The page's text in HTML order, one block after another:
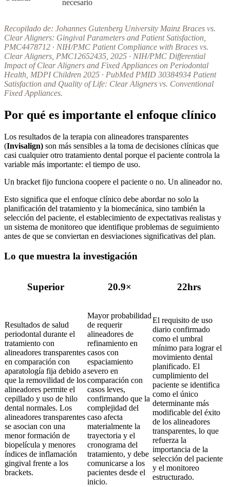
necesario
Recopilado de: Johannes Gutenberg University Mainz Braces vs.
Clear Aligners: Gingival Parameters and Patient Satisfaction,
PMC4478712 · NIH/PMC Patient Compliance with Braces vs.
Clear Aligners, PMC12652435, 2025 · NIH/PMC Differential
Impact of Clear Aligners and Fixed Appliances on Periodontal
Health, MDPI Children 2025 · PubMed PMID 30384934 Patient
Satisfaction and Quality of Life: Clear Aligners vs. Conventional
Fixed Appliances.
Por qué es importante el enfoque clínico
Los resultados de la terapia con alineadores transparentes
(Invisalign) son más sensibles a la toma de decisiones clínicas que
casi cualquier otro tratamiento dental porque el paciente controla la
variable más importante: el tiempo de uso.
Un bracket fijo funciona coopere el paciente o no. Un alineador no.
Esto significa que el enfoque clínico debe abordar no solo la
planificación del tratamiento y la biomecánica, sino también la
selección del paciente, el establecimiento de expectativas realistas y
un sistema de monitoreo que identifique problemas de seguimiento
antes de que se conviertan en desviaciones significativas del plan.
Lo que muestra la investigación
Superior 20.9× 22hrs
Resultados de salud
periodontal durante el
tratamiento con
alineadores transparentes
en comparación con
aparatología fija debido a
que la removilidad de los
alineadores permite el
cepillado y uso de hilo
dental normales. Los
alineadores transparentes
se asocian con una
menor formación de
biopelícula y menores
índices de inflamación
gingival frente a los
brackets.
Mayor probabilidad
de requerir
alineadores de
refinamiento en
casos con
espaciamiento
severo en
comparación con
casos leves,
confirmando que la
complejidad del
caso afecta
materialmente la
trayectoria y el
cronograma del
tratamiento, y debe
comunicarse a los
pacientes desde el
inicio.
El requisito de uso
diario confirmado
como el umbral
mínimo para lograr el
movimiento dental
planificado. El
cumplimiento del
paciente se identifica
como el único
determinante más
modificable del éxito
de los alineadores
transparentes, lo que
refuerza la
importancia de la
selección del paciente
y el monitoreo
estructurado.